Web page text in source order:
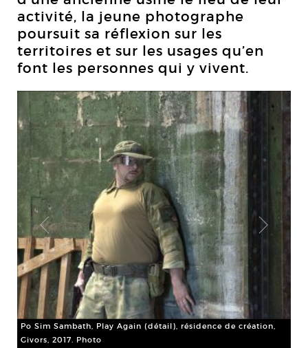
activité, la jeune photographe
poursuit sa réflexion sur les
territoires et sur les usages qu’en
font les personnes qui y vivent.
Po Sim Sambath, Play Again (détail), résidence de création,
Givors, 2017. Photo